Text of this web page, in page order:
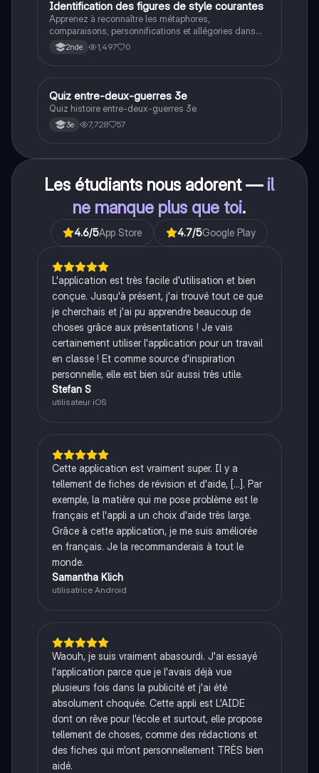
IFrançais
Identification des figures de style courantes
Apprenez à reconnaître les métaphores,
comparaisons, personnifications et allégories dans
des phrases simples.
2nde 1,497 0
QHistoire
Quiz entre-deux-guerres 3e
Quiz histoire entre-deux-guerres 3e
3e 7,728 57
Les étudiants nous adorent — il
ne manque plus que toi.
4.6/5App Store 4.7/5Google Play
L'application est très facile d'utilisation et bien
conçue. Jusqu'à présent, j'ai trouvé tout ce que
je cherchais et j'ai pu apprendre beaucoup de
choses grâce aux présentations ! Je vais
certainement utiliser l'application pour un travail
en classe ! Et comme source d'inspiration
personnelle, elle est bien sûr aussi très utile.
Stefan S
utilisateur iOS
Cette application est vraiment super. Il y a
tellement de fiches de révision et d'aide, [...]. Par
exemple, la matière qui me pose problème est le
français et l'appli a un choix d'aide très large.
Grâce à cette application, je me suis améliorée
en français. Je la recommanderais à tout le
monde.
Samantha Klich
utilisatrice Android
Waouh, je suis vraiment abasourdi. J'ai essayé
l'application parce que je l'avais déjà vue
plusieurs fois dans la publicité et j'ai été
absolument choquée. Cette appli est L'AIDE
dont on rêve pour l'école et surtout, elle propose
tellement de choses, comme des rédactions et
des fiches qui m'ont personnellement TRÈS bien
aidé.